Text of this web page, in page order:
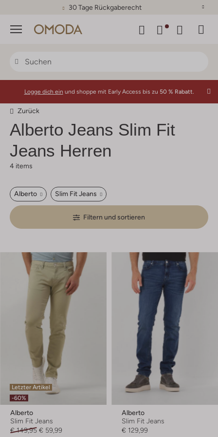
30 Tage Rückgaberecht
Menü
Logge dich ein und shoppe mit Early Access bis zu 50 % Rabatt.
Zurück
Alberto Jeans Slim Fit
Jeans Herren
4 items
Alberto Slim Fit Jeans
Filtern und sortieren
Letzter Artikel
-60%
Alberto
Slim Fit Jeans
€ 149,95 € 59,99
Alberto
Slim Fit Jeans
€ 129,99